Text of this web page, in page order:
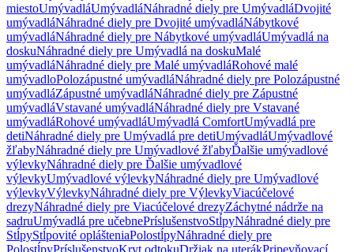
miestoUmývadláUmývadláNáhradné diely pre UmývadláDvojité
umývadláNáhradné diely pre Dvojité umývadláNábytkové
umývadláNáhradné diely pre Nábytkové umývadláUmývadlá na
doskuNáhradné diely pre Umývadlá na doskuMalé
umývadláNáhradné diely pre Malé umývadláRohové malé
umývadloPolozápustné umývadláNáhradné diely pre Polozápustné
umývadláZápustné umývadláNáhradné diely pre Zápustné
umývadláVstavané umývadláNáhradné diely pre Vstavané
umývadláRohové umývadláUmývadlá ComfortUmývadlá pre
detiNáhradné diely pre Umývadlá pre detiUmývadláUmývadlové
žľabyNáhradné diely pre Umývadlové žľabyĎalšie umývadlové
výlevkyNáhradné diely pre Ďalšie umývadlové
výlevkyUmývadlové výlevkyNáhradné diely pre Umývadlové
výlevkyVýlevkyNáhradné diely pre VýlevkyViacúčelové
drezyNáhradné diely pre Viacúčelové drezyZáchytné nádrže na
sadruUmývadlá pre učebnePríslušenstvoStĺpyNáhradné diely pre
StĺpyStĺpovité oplášteniaPolostĺpyNáhradné diely pre
PolostĺpyPríslušenstvoKryt odtokuDržiak na uterákPripevňovací